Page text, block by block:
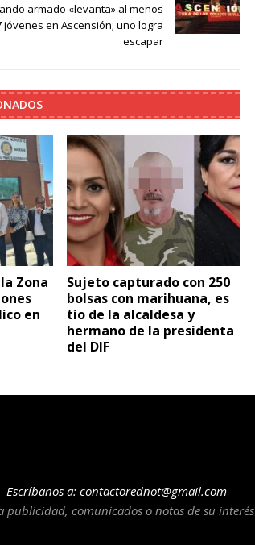
armado «levanta» al menos
jóvenes en Ascensión; uno logra
escapar
Zona
en
Sujeto capturado con 250
bolsas con marihuana, es
tío de la alcaldesa y
hermano de la presidenta
del DIF
Escríbanos a: contactorednot@gmail.com
publicidad, comunicados o notas de su interés